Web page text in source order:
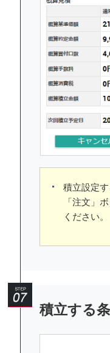
積立設定
「注文」
ください。
積立する